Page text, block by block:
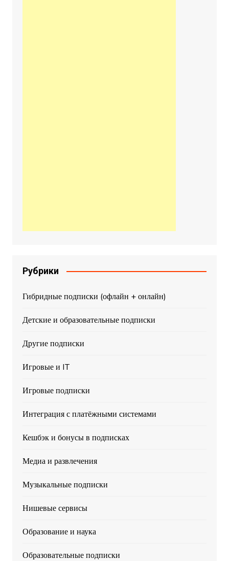
Рубрики
Гибридные подписки (офлайн + онлайн)
Детские и образовательные подписки
Другие подписки
Игровые и IT
Игровые подписки
Интеграция с платёжными системами
Кешбэк и бонусы в подписках
Медиа и развлечения
Музыкальные подписки
Нишевые сервисы
Образование и наука
Образовательные подписки